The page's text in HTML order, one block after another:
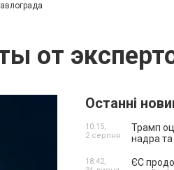
от
Останні
Трамп
надра
10:15,
2 серпня
ЄС
18:42,